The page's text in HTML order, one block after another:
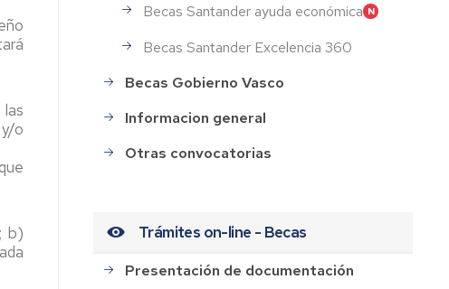
o
b)
Becas Santander ayuda económica
Becas Santander Excelencia 360
Becas Gobierno Vasco
Informacion general
Otras convocatorias
Trámites on-line - Becas
Presentación de documentación